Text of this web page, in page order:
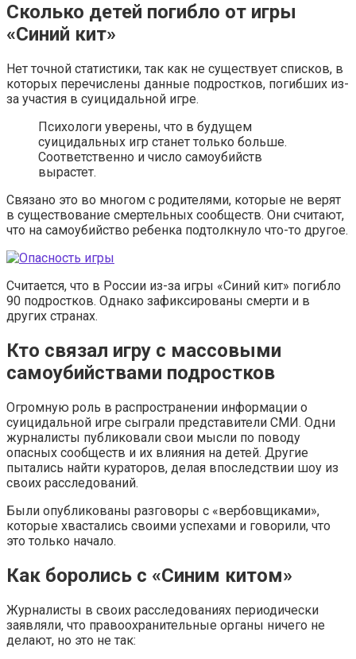
Сколько детей погибло от игры
«Синий кит»
Нет точной статистики, так как не существует списков, в
которых перечислены данные подростков, погибших из-
за участия в суицидальной игре.
Психологи уверены, что в будущем
суицидальных игр станет только больше.
Соответственно и число самоубийств
вырастет.
Связано это во многом с родителями, которые не верят
в существование смертельных сообществ. Они считают,
что на самоубийство ребенка подтолкнуло что-то другое.
Считается, что в России из-за игры «Синий кит» погибло
90 подростков. Однако зафиксированы смерти и в
других странах.
Кто связал игру с массовыми
самоубийствами подростков
Огромную роль в распространении информации о
суицидальной игре сыграли представители СМИ. Одни
журналисты публиковали свои мысли по поводу
опасных сообществ и их влияния на детей. Другие
пытались найти кураторов, делая впоследствии шоу из
своих расследований.
Были опубликованы разговоры с «вербовщиками»,
которые хвастались своими успехами и говорили, что
это только начало.
Как боролись с «Синим китом»
Журналисты в своих расследованиях периодически
заявляли, что правоохранительные органы ничего не
делают, но это не так: